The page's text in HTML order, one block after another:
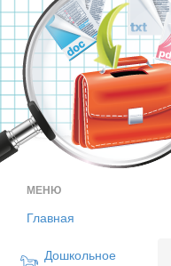
МЕНЮ
Главная
Дошкольное